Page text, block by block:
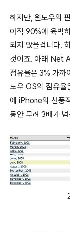
하지만, 윈도우의
아직 90%에 육박
되지 않을겁니다.
것이죠. 아래 Net
점유율은 3% 가까
도우 OS의 점유율
에 iPhone의 선풍
동안 무려 3배가